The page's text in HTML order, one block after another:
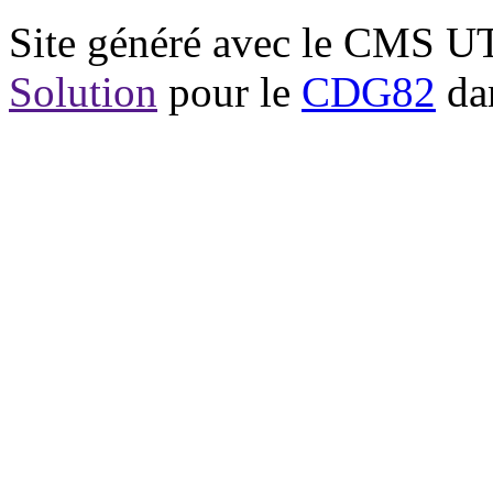
Site généré avec le CMS
Solution pour le CDG82